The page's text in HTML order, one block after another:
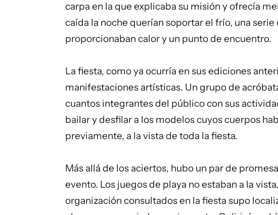
carpa en la que explicaba su misión y ofrecía
caída la noche querían soportar el frío, una
proporcionaban calor y un punto de encuentro.
La fiesta, como ya ocurría en sus ediciones
manifestaciones artísticas. Un grupo de
cuantos integrantes del público con sus
bailar y desfilar a los modelos cuyos cuerpos
previamente, a la vista de toda la fiesta.
Más allá de los aciertos, hubo un par de
evento. Los juegos de playa no estaban a la
organización consultados en la fiesta supo